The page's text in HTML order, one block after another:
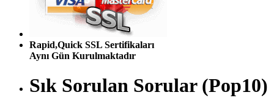
Rapid,Quick SSL Sertifikaları
Aynı Gün Kurulmaktadır
Sık Sorulan Sorular (Pop10)